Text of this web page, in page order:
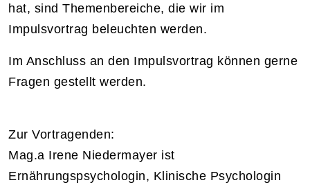
hat, sind Themenbereiche, die wir im
Impulsvortrag beleuchten werden.
Im Anschluss an den Impulsvortrag können gerne
Fragen gestellt werden.
Zur Vortragenden:
Mag.a Irene Niedermayer ist
Ernährungspsychologin, Klinische Psychologin